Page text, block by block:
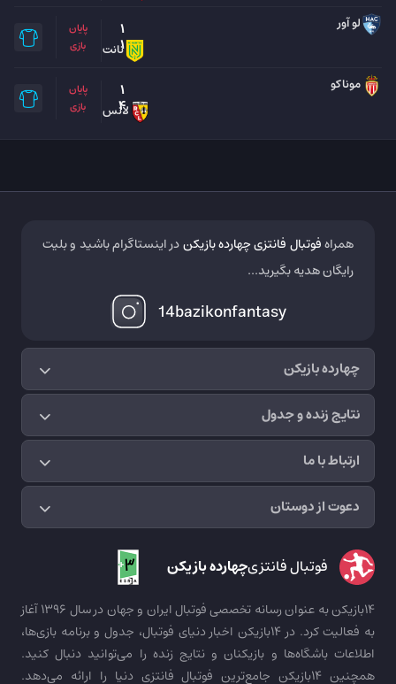
پایان
بازی
لو آور 1
1نانت
پایان
بازی
موناکو 1
4
لانس
چهارده بازیکن
نتایج زنده و جدول
ارتباط با ما
دعوت از دوستان
همراهفوتبال فانتزی چهارده بازیکندر اینستاگرام باشید و بلیت
رایگان هدیه بگیرید...
14bazikonfantasy
فوتبال فانتزیچهارده بازیکن
14بازیکن به عنوان رسانه تخصصی فوتبال ایران و جهان در سال 1396 آغاز
به فعالیت کرد. در 14بازیکن اخبار دنیای فوتبال، جدول و برنامه بازی‌ها،
اطلاعات باشگاه‌ها و بازیکنان و نتایج زنده را می‌توانید دنبال کنید.
همچنین 14بازیکن جامع‌ترین فوتبال فانتزی دنیا را ارائه می‌دهد.